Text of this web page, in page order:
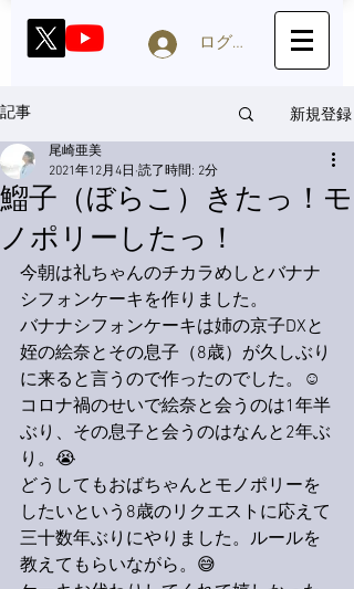
ログイン
記事 新規登録
鰡子（ぼらこ）きたっ！モ
ノポリーしたっ！
尾崎亜美
2021年12月4日 読了時間: 2分
今朝は礼ちゃんのチカラめしとバナナ
シフォンケーキを作りました。
バナナシフォンケーキは姉の京子DXと
姪の絵奈とその息子（8歳）が久しぶり
に来ると言うので作ったのでした。☺️
コロナ禍のせいで絵奈と会うのは1年半
ぶり、その息子と会うのはなんと2年ぶ
り。😭
どうしてもおばちゃんとモノポリーを
したいという8歳のリクエストに応えて
三十数年ぶりにやりました。ルールを
教えてもらいながら。😅